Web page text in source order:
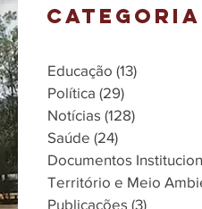
Educação (13)
Política (29)
Notícias (128)
Saúde (24)
Documentos
Território e Meio
Publicações (3)